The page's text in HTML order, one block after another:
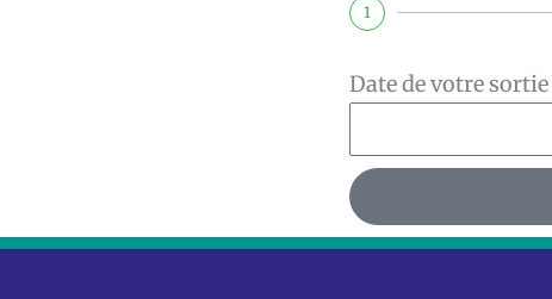
1
Date de votre sortie